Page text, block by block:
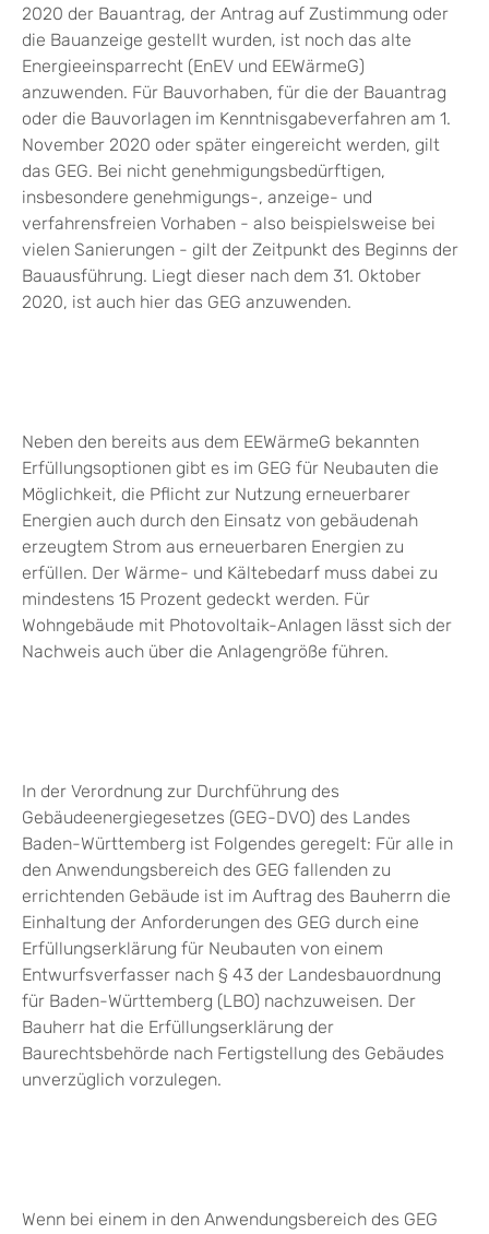
2020 der Bauantrag, der Antrag auf Zustimmung oder
die Bauanzeige gestellt wurden, ist noch das alte
Energieeinsparrecht (EnEV und EEWärmeG)
anzuwenden. Für Bauvorhaben, für die der Bauantrag
oder die Bauvorlagen im Kenntnisgabeverfahren am 1.
November 2020 oder später eingereicht werden, gilt
das GEG. Bei nicht genehmigungsbedürftigen,
insbesondere genehmigungs-, anzeige- und
verfahrensfreien Vorhaben - also beispielsweise bei
vielen Sanierungen - gilt der Zeitpunkt des Beginns der
Bauausführung. Liegt dieser nach dem 31. Oktober
2020, ist auch hier das GEG anzuwenden.
Neben den bereits aus dem EEWärmeG bekannten
Erfüllungsoptionen gibt es im GEG für Neubauten die
Möglichkeit, die Pflicht zur Nutzung erneuerbarer
Energien auch durch den Einsatz von gebäudenah
erzeugtem Strom aus erneuerbaren Energien zu
erfüllen. Der Wärme- und Kältebedarf muss dabei zu
mindestens 15 Prozent gedeckt werden. Für
Wohngebäude mit Photovoltaik-Anlagen lässt sich der
Nachweis auch über die Anlagengröße führen.
In der Verordnung zur Durchführung des
Gebäudeenergiegesetzes (GEG-DVO) des Landes
Baden-Württemberg ist Folgendes geregelt: Für alle in
den Anwendungsbereich des GEG fallenden zu
errichtenden Gebäude ist im Auftrag des Bauherrn die
Einhaltung der Anforderungen des GEG durch eine
Erfüllungserklärung für Neubauten von einem
Entwurfsverfasser nach § 43 der Landesbauordnung
für Baden-Württemberg (LBO) nachzuweisen. Der
Bauherr hat die Erfüllungserklärung der
Baurechtsbehörde nach Fertigstellung des Gebäudes
unverzüglich vorzulegen.
Wenn bei einem in den Anwendungsbereich des GEG